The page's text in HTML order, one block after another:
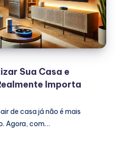
Sua Casa e
Importa
de casa já não é mais
Agora, com…